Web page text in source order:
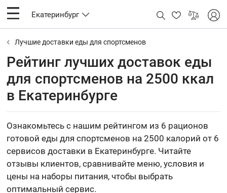
Екатеринбург
Лучшие доставки еды для спортсменов
Рейтинг лучших доставок еды
для спортсменов на 2500 ккал
в Екатеринбурге
Ознакомьтесь с нашим рейтингом из 6 рационов
готовой еды для спортсменов на 2500 калорий от 6
сервисов доставки в Екатеринбурге. Читайте
отзывы клиентов, сравнивайте меню, условия и
цены на наборы питания, чтобы выбрать
оптимальный сервис.